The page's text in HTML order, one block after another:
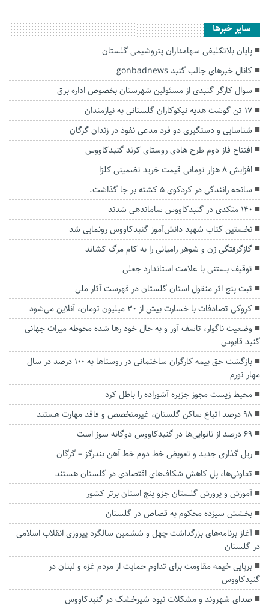
سایر خبرها
پایان بلاتکلیفی سهامداران پتروشیمی گلستان
کانال خبرهای جالب گنبد gonbadnews
سوال کارگر گنبدی از مسئولین شهرستان بخصوص اداره برق
۱۷ تن گوشت هدیه نیکوکاران گلستانی به نیازمندان
شناسایی و دستگیری دو فرد مدعی نفوذ در زندان گرگان
افتتاح فاز دوم طرح هادی روستای کرند گنبدکاووس
افزایش ۸ هزار تومانی قیمت خرید تضمینی کلزا
سانحه رانندگی در کردکوی ۵ کشته بر جا گذاشت.
۱۴۰ متکدی در گنبدکاووس ساماندهی شدند
نخستین کتاب شهید دانش‌آموز گنبدکاووس رونمایی شد
گازگرفتگی زن و شوهر رامیانی را به کام مرگ کشاند
توقیف بستنی با علامت استاندارد جعلی
ثبت پنج اثر منقول استان گلستان در فهرست آثار ملی
کروکی تصادفات با خسارت بیش از ۳۰ میلیون تومان، آنلاین می‌شود
وضعیت ناگوار، تاسف آور و به حال خود رها شده محوطه میراث‌ جهانی
گنبد قابوس
بازگشت حق بیمه کارگران ساختمانی در روستاها به ۱۰۰ درصد در سال
مهار تورم
محیط زیست مجوز جزیره آشوراده را باطل کرد
۹۸ درصد اتباع ساکن گلستان، غیرمتخصص و فاقد مهارت هستند
۶۹ درصد از نانوایی‌ها در گنبدکاووس دوگانه سوز است
ریل گذاری جدید و تعویض خط دوم خط آهن بندرگز – گرگان
تعاونی‌ها، پل کاهش شکاف‌های اقتصادی در گلستان هستند
آموزش و پرورش گلستان جزو پنج استان برتر کشور
بخشش سیزده محکوم به قصاص در گلستان
آغاز برنامه‌های بزرگداشت چهل و ششمین سالگرد پیروزی انقلاب اسلامی
در گلستان
برپایی خیمه مقاومت برای تداوم حمایت از مردم غزه و لبنان در
گنبدکاووس
صدای شهروند و مشکلات نبود شیرخشک در گنبدکاووس